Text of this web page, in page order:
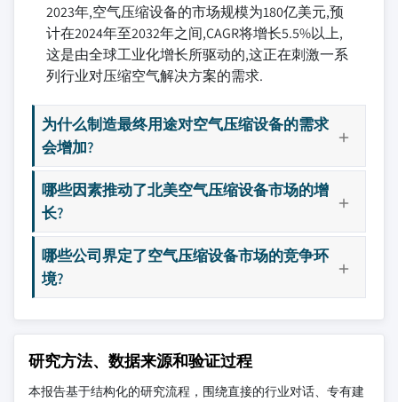
2023年,空气压缩设备的市场规模为180亿美元,预
计在2024年至2032年之间,CAGR将增长5.5%以上,
这是由全球工业化增长所驱动的,这正在刺激一系
列行业对压缩空气解决方案的需求.
为什么制造最终用途对空气压缩设备的需求
会增加?
哪些因素推动了北美空气压缩设备市场的增
长?
哪些公司界定了空气压缩设备市场的竞争环
境?
研究方法、数据来源和验证过程
本报告基于结构化的研究流程，围绕直接的行业对话、专有建